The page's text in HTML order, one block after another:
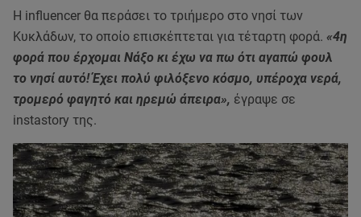
Η influencer θα περάσει το τριήμερο στο νησί των
Κυκλάδων, το οποίο επισκέπτεται για τέταρτη φορά. «4η
φορά που έρχομαι Νάξο κι έχω να πω ότι αγαπώ φουλ
το νησί αυτό! Έχει πολύ φιλόξενο κόσμο, υπέροχα νερά,
τρομερό φαγητό και ηρεμώ άπειρα», έγραψε σε
instastory της.